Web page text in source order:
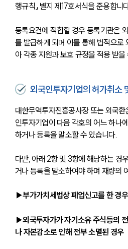
행규칙」 별지 제17호서식을 준용합니
등록요건에 적합할 경우 등록기관은
를 발급하게 되며 이를 통해 법적으로
아 각종 지원과 보호 규정을 적용 받을
외국인투자기업의 허가취소
대한무역투자진흥공사장 또는 외국
인투자기업이 다음 각호의 어느 하나
하거나 등록을 말소할 수 있습니다.
다만, 아래 2항 및 3항에 해당하는 경
거나 등록을 말소하여야 하며 재량의
▶부가가치세법상 폐업신고를 한 경우
▶외국투자가가 자기소유 주식등의
나 자본감소로 인해 전부 소멸된 경우